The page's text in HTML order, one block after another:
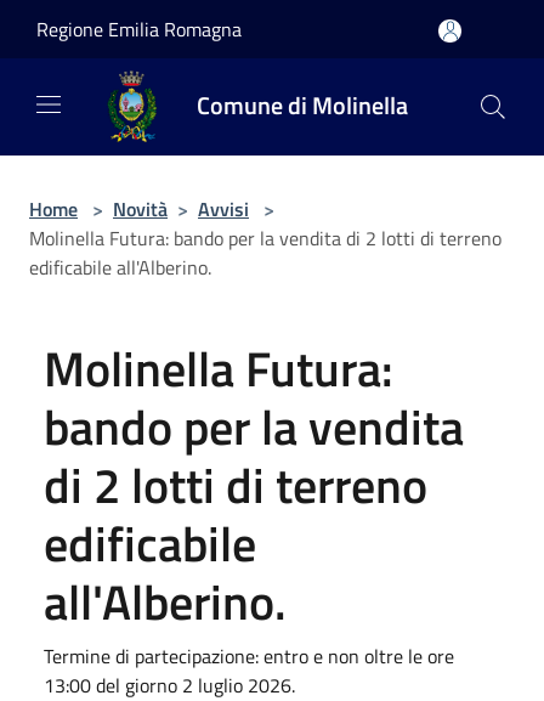
Regione Emilia Romagna
Comune di Molinella
Home > Novità > Avvisi >
Molinella Futura: bando per la vendita di 2 lotti di terreno
edificabile all'Alberino.
Molinella Futura:
bando per la vendita
di 2 lotti di terreno
edificabile
all'Alberino.
Termine di partecipazione: entro e non oltre le ore
13:00 del giorno 2 luglio 2026.